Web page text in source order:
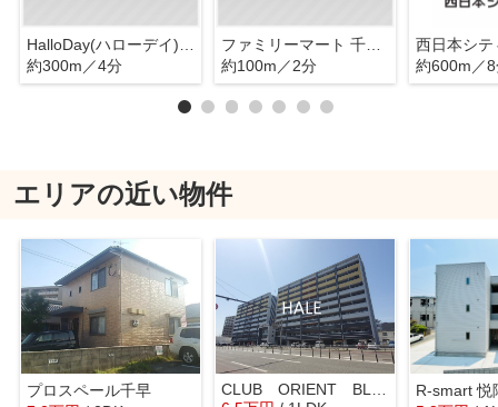
HalloDay(ハローデイ) 香椎店
約300m／4分
ファミリーマート 千早5丁目店
約100m／2分
約600m／
エリアの近い物件
プロスペール千早
R-smart 悦